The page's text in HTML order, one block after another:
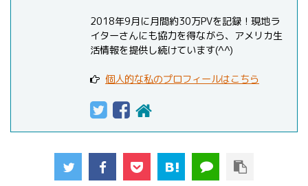
2018年9月に月間約30万PVを記録！現地ラ
イターさんにも協力を得ながら、アメリカ生
活情報を提供し続けています(^^)
個人的な私のプロフィールはこちら